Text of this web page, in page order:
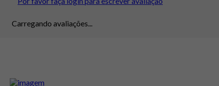
Carregando avaliações...